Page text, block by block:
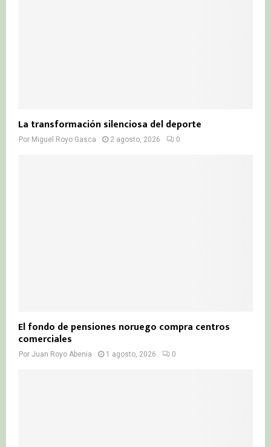
La transformación silenciosa del deporte
Por Miguel Royo Gasca 2 agosto, 2026 0
El fondo de pensiones noruego compra centros
comerciales
Por Juan Royo Abenia 1 agosto, 2026 0